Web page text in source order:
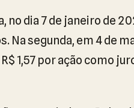
dia 7 de janeiro de
Na segunda, em 4 de
1,57 por ação como